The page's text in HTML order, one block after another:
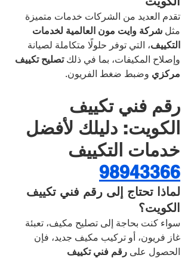
تقدم العديد من الشركات خدمات متميزة
مثل شركة وايت مون العالمية لخدمات
التكييف، التي توفر حلولًا متكاملة لصيانة
وإصلاح المكيفات، بما في ذلك تصليح تكييف
مركزي وضبط ضغط الفريون.
رقم فني تكييف
الكويت: دليلك لأفضل
خدمات التكييف
98943366
لماذا تحتاج إلى رقم فني تكييف
الكويت؟
سواء كنت بحاجة إلى تصليح مكيف، تعبئة
غاز فريون، أو تركيب مكيف جديد، فإن
الحصول على رقم فني تكييف